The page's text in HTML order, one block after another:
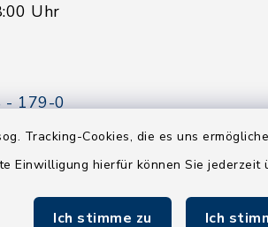
Tracking-Cookies, die es uns
Einwilligung hierfür können Sie jederzeit
Ich stimme zu Ich
Uhr
- 179-0
- 179-44
boostedt-